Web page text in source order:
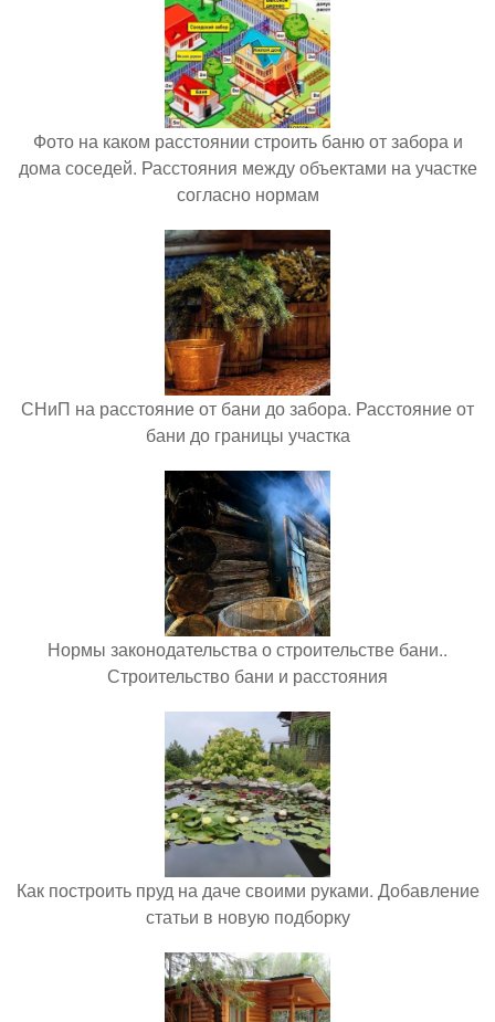
Фото на каком расстоянии строить баню от забора и
дома соседей. Расстояния между объектами на участке
согласно нормам
СНиП на расстояние от бани до забора. Расстояние от
бани до границы участка
Нормы законодательства о строительстве бани..
Строительство бани и расстояния
Как построить пруд на даче своими руками. Добавление
статьи в новую подборку